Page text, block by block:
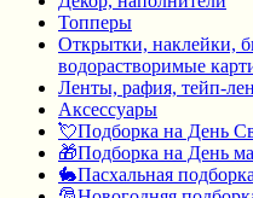
Топперы
Открытки, наклейки,
водорастворимые
Ленты, рафия, тейп-
Аксессуары
💘Подборка на День
🎁Подборка на День
🐇Пасхальная подборка